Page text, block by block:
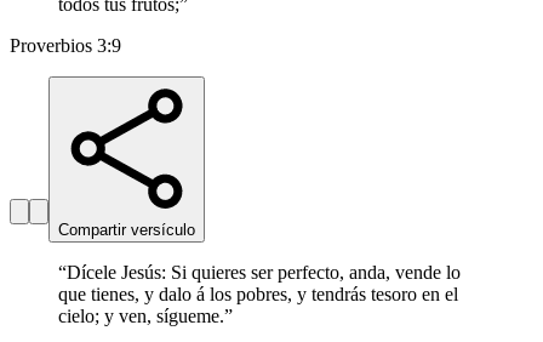
todos tus frutos;”
Proverbios 3:9
Compartir versículo
“Dícele Jesús: Si quieres ser perfecto, anda, vende lo
que tienes, y dalo á los pobres, y tendrás tesoro en el
cielo; y ven, sígueme.”